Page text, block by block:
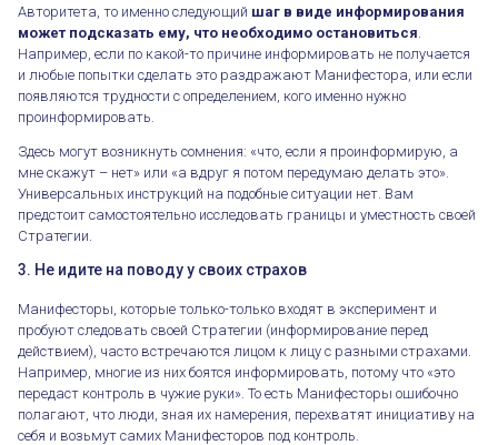
Авторитета, то именно следующий шаг в виде информирования
может подсказать ему, что необходимо остановиться
Например, если по какой-то причине информировать не получается
и любые попытки сделать это раздражают Манифестора, или если
появляются трудности с определением, кого именно нужно
проинформировать.
Здесь могут возникнуть сомнения: «что, если я проинформирую, а
мне скажут – нет» или «а вдруг я потом передумаю делать это».
Универсальных инструкций на подобные ситуации нет. Вам
предстоит самостоятельно исследовать границы и уместность своей
Стратегии.
3. Не идите на поводу у своих страхов
Манифесторы, которые только-только входят в эксперимент и
пробуют следовать своей Стратегии (информирование перед
действием), часто встречаются лицом к лицу с разными страхами.
Например, многие из них боятся информировать, потому что «это
передаст контроль в чужие руки». То есть Манифесторы ошибочно
полагают, что люди, зная их намерения, перехватят инициативу на
себя и возьмут самих Манифесторов под контроль.